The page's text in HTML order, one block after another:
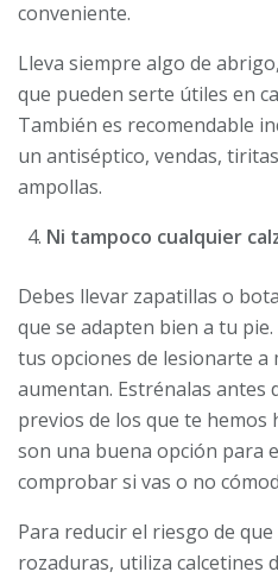
conveniente.
Lleva siempre algo de
que pueden serte útiles en
También es recomendable
un antiséptico, vendas,
ampollas.
Ni tampoco cualquier
Debes llevar zapatillas o
que se adapten bien a tu
tus opciones de lesionarte a
aumentan. Estrénalas antes
previos de los que te
son una buena opción para
comprobar si vas o no
Para reducir el riesgo de
rozaduras, utiliza calcetines